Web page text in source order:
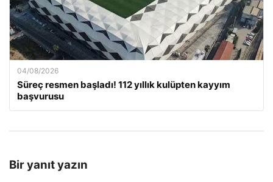
04/08/2026
Süreç resmen başladı! 112 yıllık kulüpten kayyım
başvurusu
Bir yanıt yazın